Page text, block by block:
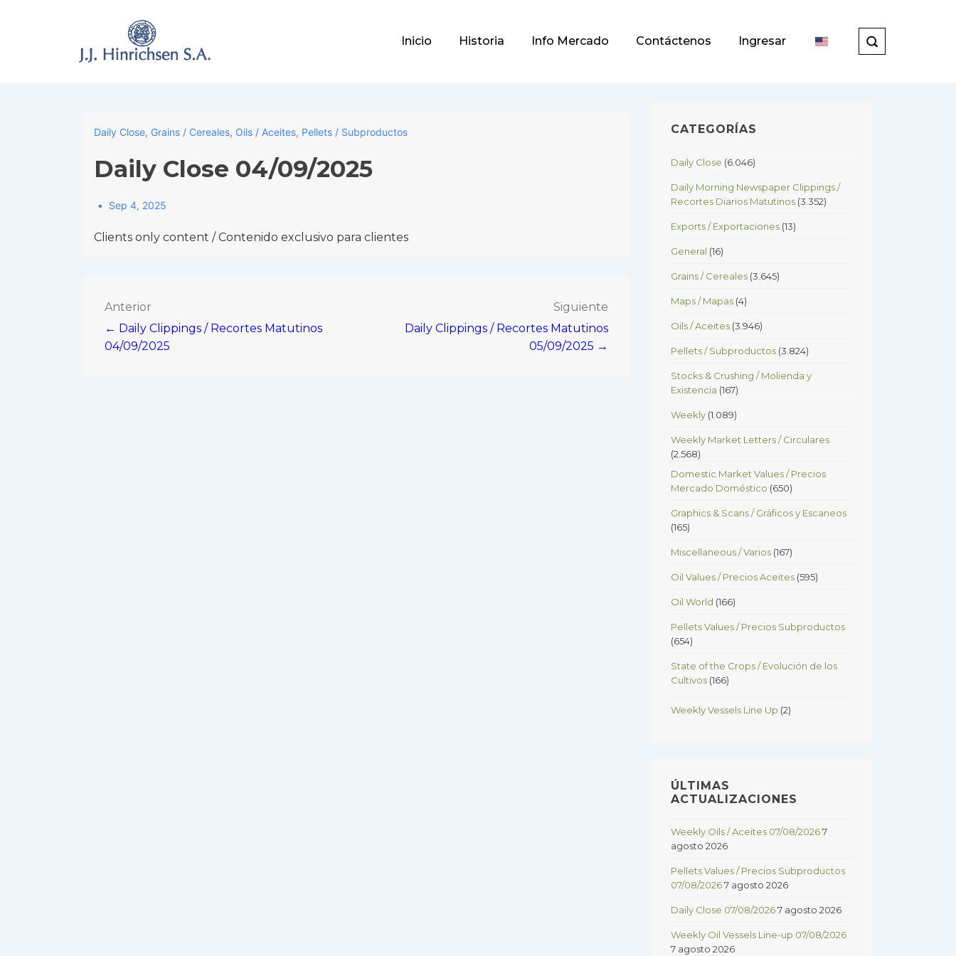
Main
Inicio Historia Info Mercado Contáctenos Ingresar
Daily Close, Grains / Cereales, Oils / Aceites, Pellets / Subproductos
Daily Close 04/09/2025
Sep 4, 2025
Clients only content / Contenido exclusivo para clientes
Navegación
de
Anterior
← Daily Clippings / Recortes Matutinos
04/09/2025
Siguiente
Daily Clippings / Recortes Matutinos
05/09/2025 →
CATEGORÍAS
Daily Close (6.046)
Daily Morning Newspaper Clippings /
Recortes Diarios Matutinos (3.352)
Exports / Exportaciones (13)
General (16)
Grains / Cereales (3.645)
Maps / Mapas (4)
Oils / Aceites (3.946)
Pellets / Subproductos (3.824)
Stocks & Crushing / Molienda y
Existencia (167)
Weekly (1.089)
Weekly Market Letters / Circulares
(2.568)
Domestic Market Values / Precios
Mercado Doméstico (650)
Graphics & Scans / Gráficos y Escaneos
(165)
Miscellaneous / Varios (167)
Oil Values / Precios Aceites (595)
Oil World (166)
Pellets Values / Precios Subproductos
(654)
State of the Crops / Evolución de los
Cultivos (166)
Weekly Vessels Line Up (2)
ÚLTIMAS
ACTUALIZACIONES
Weekly Oils / Aceites 07/08/20267
agosto 2026
Pellets Values / Precios Subproductos
07/08/20267 agosto 2026
Daily Close 07/08/20267 agosto 2026
Weekly Oil Vessels Line-up 07/08/2026
7 agosto 2026